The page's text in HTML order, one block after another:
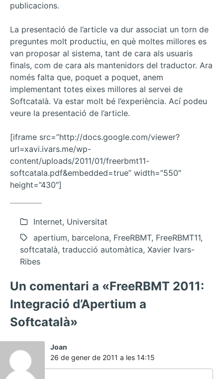
publicacions.
La presentació de l’article va dur associat un torn de
preguntes molt productiu, en què moltes millores es
van proposar al sistema, tant de cara als usuaris
finals, com de cara als mantenidors del traductor. Ara
només falta que, poquet a poquet, anem
implementant totes eixes millores al servei de
Softcatalà. Va estar molt bé l’experiència. Ací podeu
veure la presentació de l’article.
[iframe src=”http://docs.google.com/viewer?
url=xavi.ivars.me/wp-
content/uploads/2011/01/freerbmt11-
softcatala.pdf&embedded=true” width=”550″
height=”430″]
Internet, Universitat
apertium, barcelona, FreeRBMT, FreeRBMT11,
softcatalà, traducció automàtica, Xavier Ivars-
Ribes
Un comentari a «FreeRBMT 2011:
Integració d’Apertium a
Softcatalà»
Joanha
dit:
26 de gener de 2011 a les 14:15